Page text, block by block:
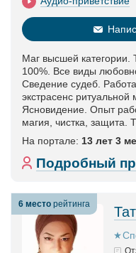
Маг высшей категории.
100%. Все виды
Сведение судеб.
экстрасенс
Ясновидение. Опыт
магия, чистка, защита.
На портале: 13 лет 3
Подробный
6 место рейтинга